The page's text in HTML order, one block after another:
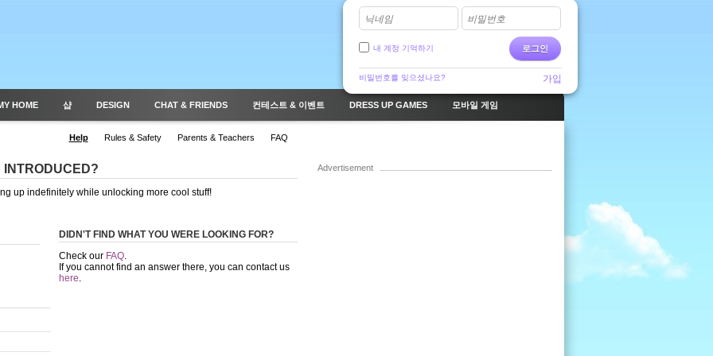
닉네임 비밀번호
로그인
내 계정 기억하기
비밀번호를 잊으셨나요? 가입
HOME 샵 DESIGN CHAT & FRIENDS 컨테스트 & 이벤트 DRESS UP GAMES 모바일 게임
Help Rules & Safety Parents & Teachers FAQ
up indefinitely while unlocking more cool stuff!
DIDN'T FIND WHAT YOU WERE LOOKING FOR?
Check our FAQ.
If you cannot find an answer there, you can contact us
here.
Advertisement